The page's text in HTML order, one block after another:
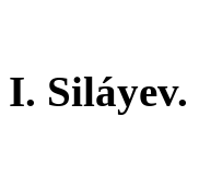
I. Siláyev.